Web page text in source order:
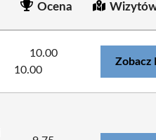
Ocena
10.00
10.00
Zobacz